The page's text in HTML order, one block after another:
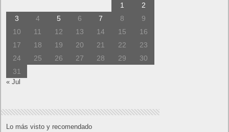
1
2
3
4 5 6 7 8
9
10
11 12 13 14 15
16
17
18 19 20 21 22
23
24
25 26 27 28 29
30
31
« Jul
Lo más visto y recomendado